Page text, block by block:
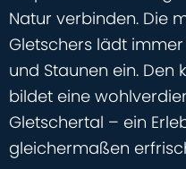
Natur verbinden. Die
Gletschers lädt
und Staunen ein. Den
bildet eine
Gletschertal – ein
gleichermaßen